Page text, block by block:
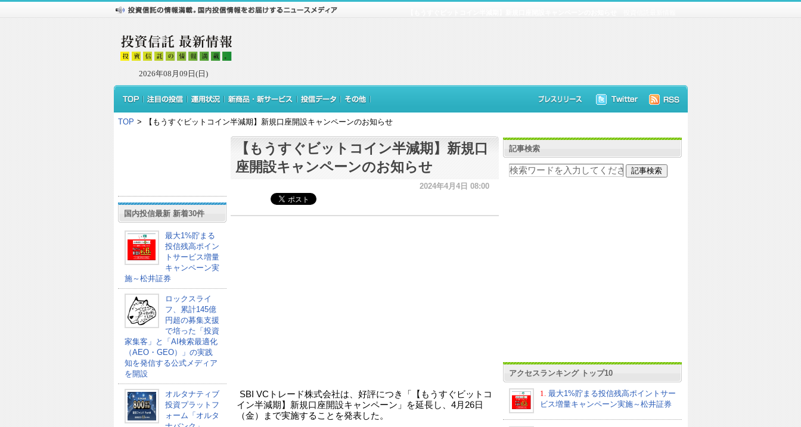
2026年08月09日(日)
TOP > 【もうすぐビットコイン半減期】新規口座開設キャンペーンのお知らせ
国内投信最新 新着30件
最大1%貯まる
投信残高ポイン
トサービス増量
キャンペーン実
施～松井証券
ロックスライ
フ、累計145億
円超の募集支援
で培った「投資
家集客」と「AI検索最適化
（AEO・GEO）」の実践
知を発信する公式メディア
を開設
オルタナティブ
投資プラットフ
ォーム「オルタ
【もうすぐビットコイン半減期】新規口
座開設キャンペーンのお知らせ
2024年4月4日 08:00
SBI VCトレード株式会社は、好評につき「【もうすぐビットコ
イン半減期】新規口座開設キャンペーン」を延長し、4月26日
（金）まで実施することを発表した。
記事検索
アクセスランキング トップ10
1.
最大1%貯まる投信残高ポイントサー
ビス増量キャンペーン実施～松井証券